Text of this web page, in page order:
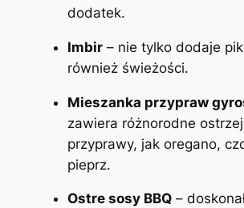
dodatek.
Imbir– nie tylko dodaje
również świeżości.
Mieszanka przypraw
zawiera różnorodne
przyprawy, jak oregano,
pieprz.
Ostre sosy BBQ–